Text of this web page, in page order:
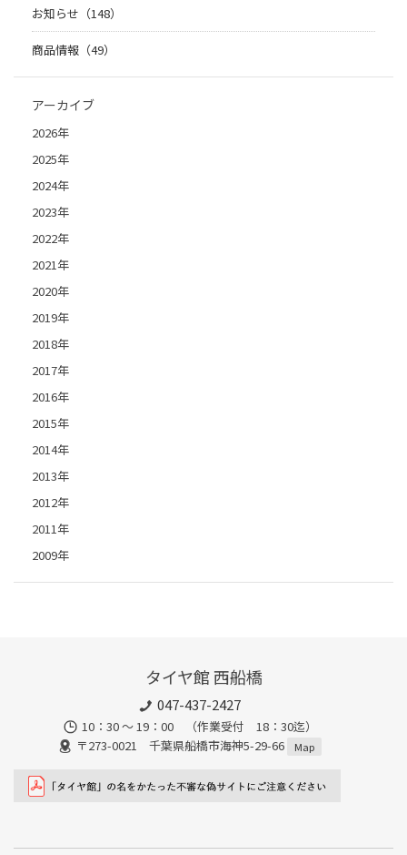
お知らせ（148）
商品情報（49）
アーカイブ
2026年
2025年
2024年
2023年
2022年
2021年
2020年
2019年
2018年
2017年
2016年
2015年
2014年
2013年
2012年
2011年
2009年
タイヤ館 西船橋
047-437-2427
10：30 ～ 19：00 （作業受付 18：30迄）
〒273-0021 千葉県船橋市海神5-29-66
Map